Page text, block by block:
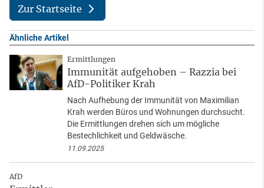
Zur Startseite
Ähnliche Artikel
Ermittlungen
Immunität aufgehoben – Razzia bei
AfD-Politiker Krah
Nach Aufhebung der Immunität von Maximilian
Krah werden Büros und Wohnungen durchsucht.
Die Ermittlungen drehen sich um mögliche
Bestechlichkeit und Geldwäsche.
11.09.2025
AfD